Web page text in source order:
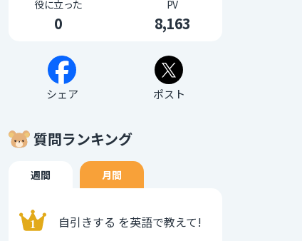
役に立った
0
PV
8,163
シェア ポスト
質問ランキング
週間 月間
自引きする を英語で教えて!